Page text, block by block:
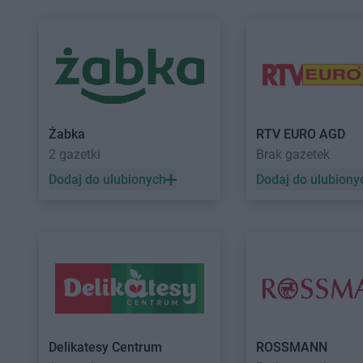
Intermarche
Tczew
Intermarche Tomaszów Lubelski
Intermarche Toruń
Intermarche
Intermarche
Intermarche Wieliczka
Intermarche
Intermarche Zawiercie
Intermarche
Intermarche
Żabka
2 gazetki
Dodaj do ulubionych
RTV EURO AGD
Brak gazetek
Dodaj do
Delikatesy Centrum
ROSSMANN